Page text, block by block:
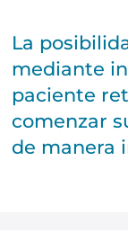
La
mediante
paciente
comenzar
de manera